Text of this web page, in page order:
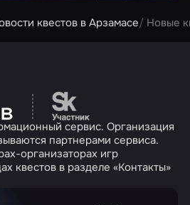
квестов в Арзамасе Новые
Перейти на сайт
сервис. Организация
партнерами сервиса.
организаторах игр
квестов в разделе «Контакты»